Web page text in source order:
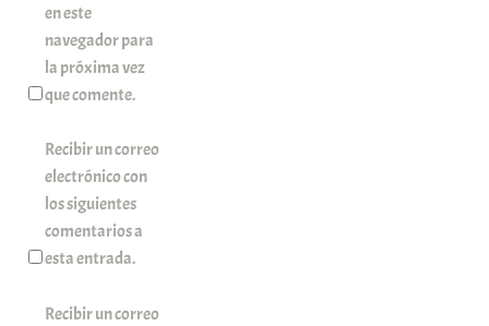
en este
navegador para
la próxima vez
que comente.
Recibir un correo
electrónico con
los siguientes
comentarios a
esta entrada.
Recibir un correo